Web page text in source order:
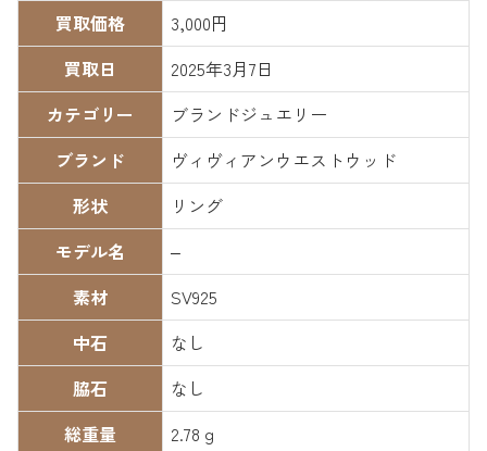
買取価格
3,000円
買取日
2025年3月7日
カテゴリー
ブランドジュエリー
ブランド
ヴィヴィアンウエストウッド
形状
リング
モデル名
–
素材
SV925
中石
なし
脇石
なし
総重量
2.78ｇ